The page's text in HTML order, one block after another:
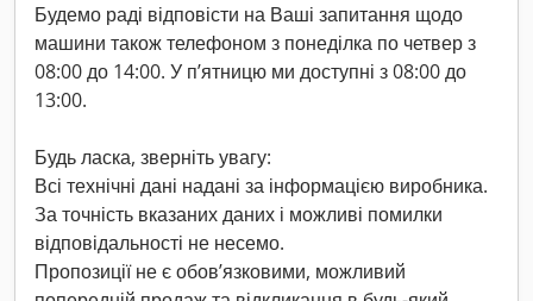
Будемо раді відповісти на Ваші запитання щодо
машини також телефоном з понеділка по четвер з
08:00 до 14:00. У п’ятницю ми доступні з 08:00 до
13:00.
Будь ласка, зверніть увагу:
Всі технічні дані надані за інформацією виробника.
За точність вказаних даних і можливі помилки
відповідальності не несемо.
Пропозиції не є обов’язковими, можливий